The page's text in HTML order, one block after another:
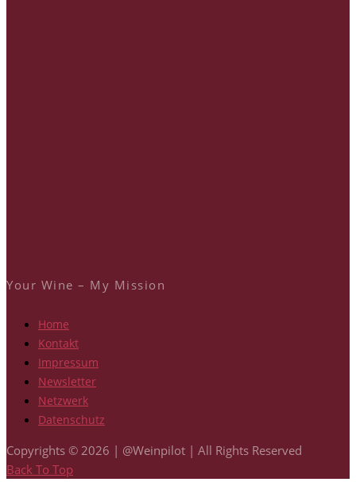
Your Wine – My Mission
Home
Kontakt
Impressum
Newsletter
Netzwerk
Datenschutz
Copyrights © 2026 | @Weinpilot | All Rights Reserved
Back To Top